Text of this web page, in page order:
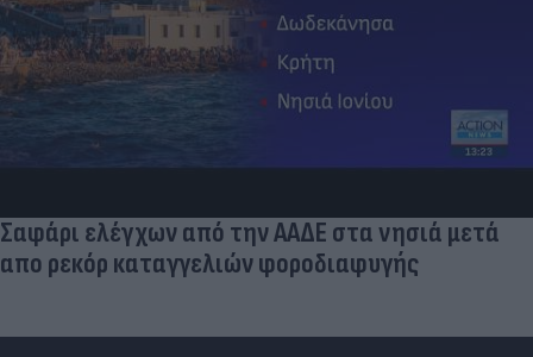
Σαφάρι ελέγχων από την ΑΑΔΕ στα νησιά μετά
απο ρεκόρ καταγγελιών φοροδιαφυγής